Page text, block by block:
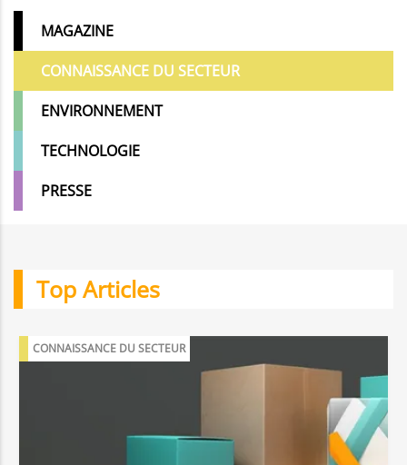
MAGAZINE
CONNAISSANCE DU SECTEUR
ENVIRONNEMENT
TECHNOLOGIE
PRESSE
Top Articles
CONNAISSANCE DU SECTEUR